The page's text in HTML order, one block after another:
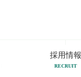
採用情報
RECRUIT